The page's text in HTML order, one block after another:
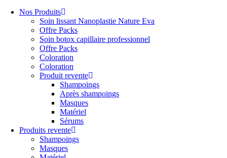
Nos Produits
Soin lissant Nanoplastie Nature Eva
Offre Packs
Soin botox capillaire professionnel
Offre Packs
Coloration
Coloration
Produit revente
Shampoings
Après shampoings
Masques
Matériel
Sérums
Produits revente
Shampoings
Masques